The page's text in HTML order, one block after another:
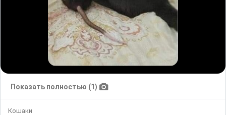
Показать полностью (1)
Кошаки